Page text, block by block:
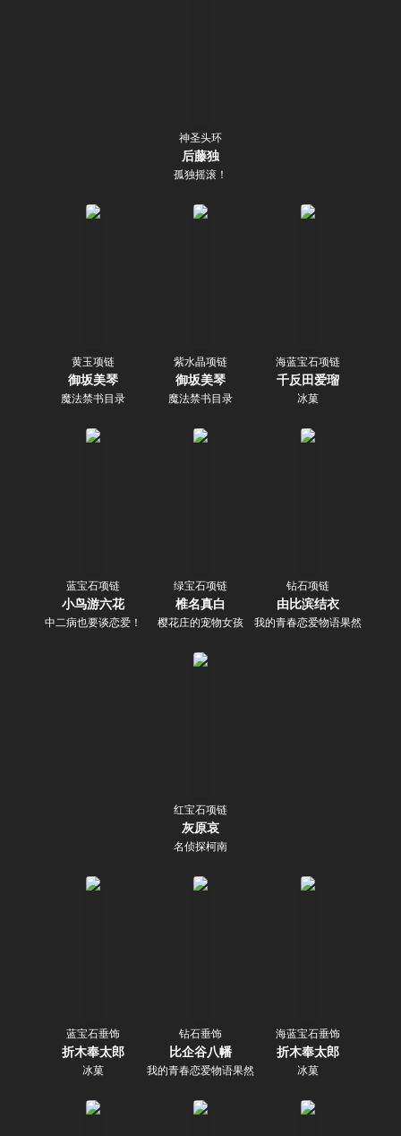
神圣头环
后藤独
孤独摇滚！
黄玉项链
御坂美琴
魔法禁书目录
紫水晶项链
御坂美琴
魔法禁书目录
海蓝宝石项链
千反田爱瑠
冰菓
蓝宝石项链
小鸟游六花
中二病也要谈恋爱！
绿宝石项链
椎名真白
樱花庄的宠物女孩
钻石项链
由比滨结衣
我的青春恋爱物语果然有问题
红宝石项链
灰原哀
名侦探柯南
蓝宝石垂饰
折木奉太郎
冰菓
钻石垂饰
比企谷八幡
我的青春恋爱物语果然有问题。
海蓝宝石垂饰
折木奉太郎
冰菓